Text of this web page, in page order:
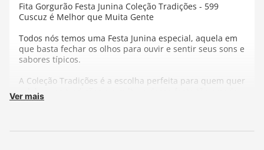
Fita Gorgurão Festa Junina Coleção Tradições - 599
Cuscuz é Melhor que Muita Gente
Todos nós temos uma Festa Junina especial, aquela em
que basta fechar os olhos para ouvir e sentir seus sons e
sabores típicos.
A Coleção Tradições é a escolha perfeita para quem quer
celebrar as tradições e a cultura dessa festa tão amada
no Brasil. Crie uma decoração autêntica e descontraída!
Ver mais